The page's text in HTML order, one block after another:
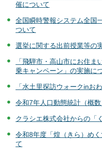
催について
全国瞬時警報システム全国
ついて
選挙に関する出前授業等の
「飛騨市・高山市にお住
乗キャンペーン」の実施に
「水土里探訪ウォークinお
令和7年人口動態統計（概
クラシエ株式会社からの「
令和8年度「煌（きら）め
て